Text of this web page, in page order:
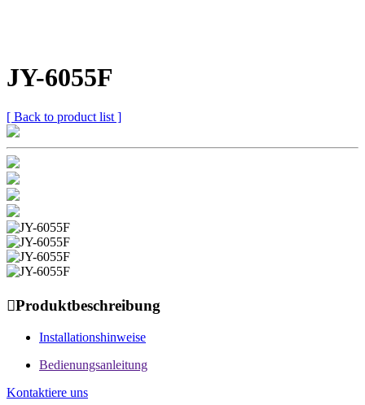
JY-6055F
[ Back to product list ]
Produktbeschreibung
Installationshinweise
Bedienungsanleitung
Kontaktiere uns